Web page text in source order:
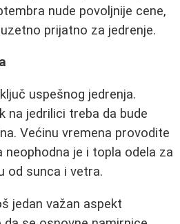
nude povoljnije cene,
prijatno za jedrenje.
uspešnog jedrenja.
na jedrilici treba da bude
Većinu vremena provodite
neophodna je i topla odela za
od sunca i vetra.
jedan važan aspekt